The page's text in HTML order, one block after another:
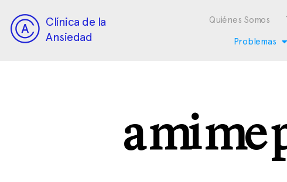
Clínica de la
Ansiedad
Quiénes Somos
Problemas
a mi me